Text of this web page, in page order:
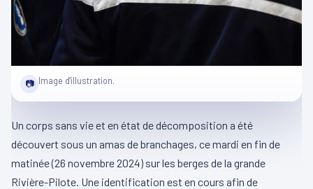
📷 Image d'illustration.
Un corps sans vie et en état de décomposition a été
découvert sous un amas de branchages, ce mardi en fin de
matinée (26 novembre 2024) sur les berges de la grande
Rivière-Pilote. Une identification est en cours afin de